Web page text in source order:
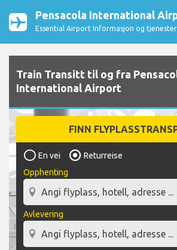
Pensacola International
Essential Airport Informasjon og tjenester
Train Transitt til og fra
International Airport
FINN
En vei
Returreise
Opphenting
Avlevering